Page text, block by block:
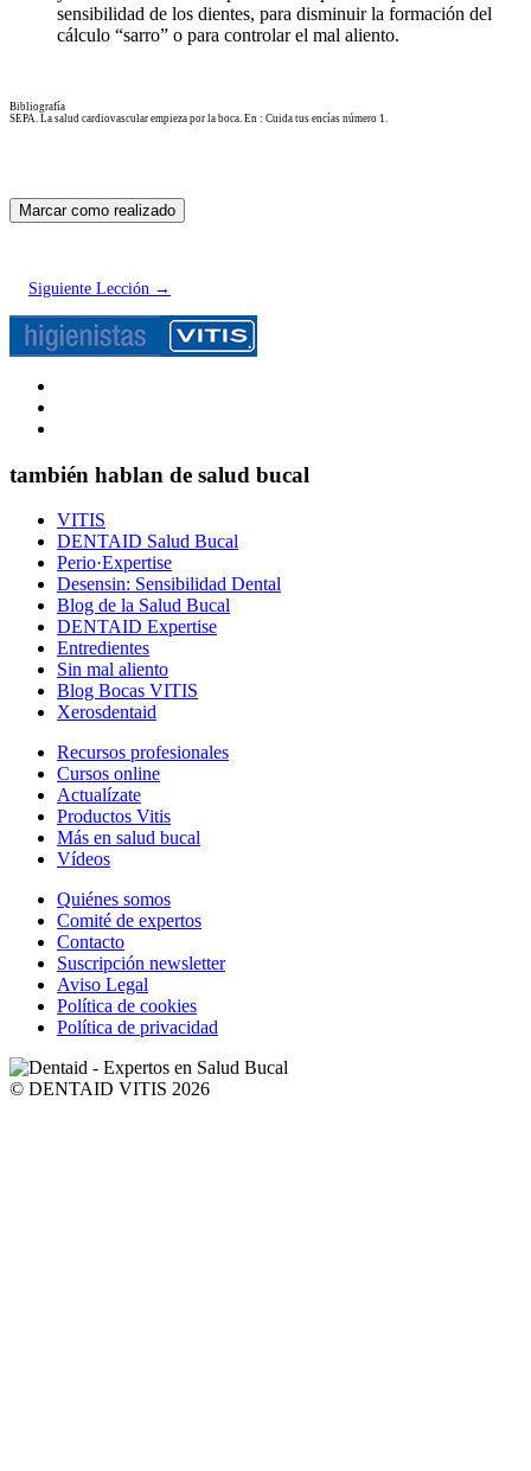
sensibilidad de los dientes, para disminuir la formación del
cálculo “sarro” o para controlar el mal aliento.
Bibliografía
SEPA. La salud cardiovascular empieza por la boca. En : Cuida tus encías número 1.
Siguiente Lección →
también hablan de salud bucal
VITIS
DENTAID Salud Bucal
Perio·Expertise
Desensin: Sensibilidad Dental
Blog de la Salud Bucal
DENTAID Expertise
Entredientes
Sin mal aliento
Blog Bocas VITIS
Xerosdentaid
Recursos profesionales
Cursos online
Actualízate
Productos Vitis
Más en salud bucal
Vídeos
Quiénes somos
Comité de expertos
Contacto
Suscripción newsletter
Aviso Legal
Política de cookies
Política de privacidad
© DENTAID VITIS 2026